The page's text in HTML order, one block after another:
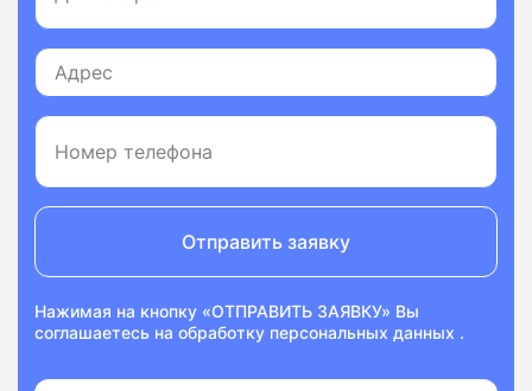
Отправить заявку
Нажимая на кнопку «ОТПРАВИТЬ ЗАЯВКУ» Вы
соглашаетесь на обработку персональных данных .